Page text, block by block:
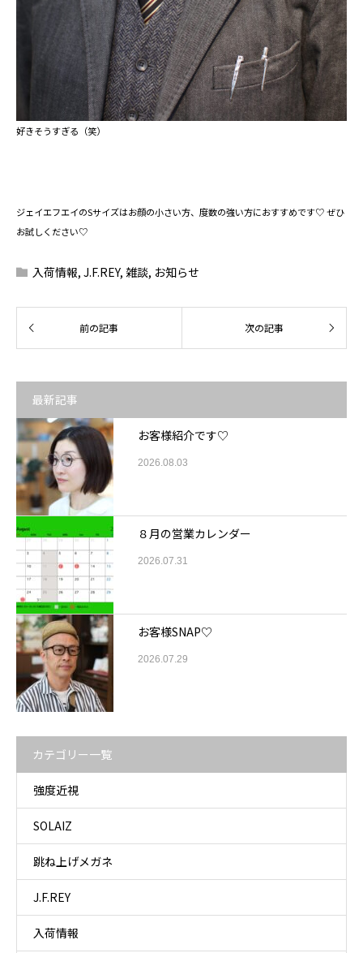
好きそうすぎる（笑）
ジェイエフエイのSサイズはお顔の小さい方、度数の強い方におすすめです♡ ぜひ
お試しください♡
入荷情報, J.F.REY, 雑談, お知らせ
最新記事
お客様紹介です♡
2026.08.03
８月の営業カレンダー
2026.07.31
お客様SNAP♡
2026.07.29
カテゴリー一覧
強度近視
SOLAIZ
跳ね上げメガネ
J.F.REY
入荷情報